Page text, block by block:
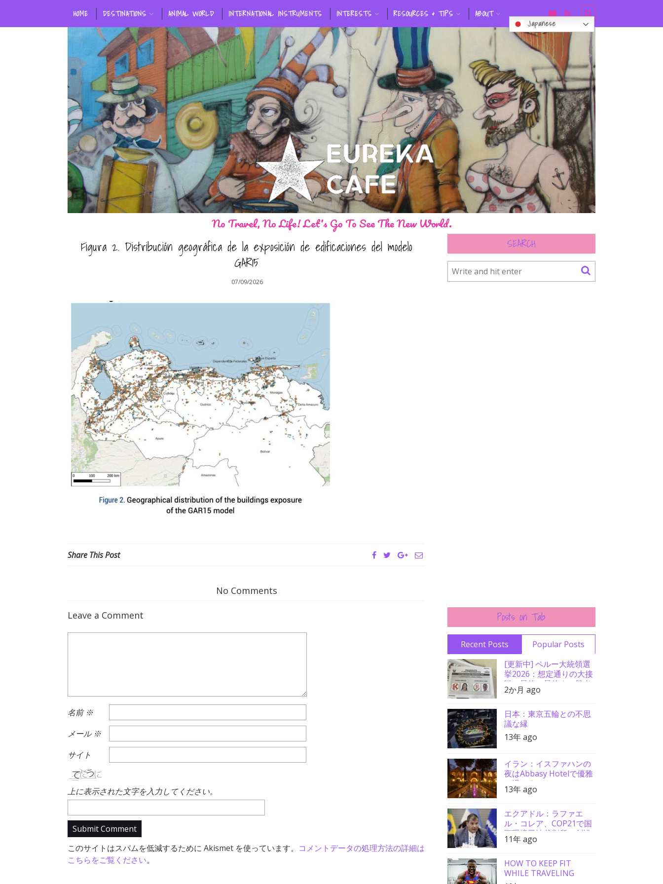
HOME DESTINATIONS ANIMAL WORLD INTERNATIONAL INSTRUMENTS INTERESTS RESOURCES & TIPS
ABOUT
Japanese
No Travel, No Life! Let's Go To See The New World.
Figura 2. Distribución geográfica de la exposición de edificaciones del modelo
GAR15
07/09/2026
Share This Post
No Comments
Leave a Comment
名前※
メール ※
サイト
上に表示された文字を入力してください。
このサイトはスパムを低減するために Akismet を使っています。 コメントデータの処理方法の詳細は
こちらをご覧ください。
SEARCH
Posts on Tab
Recent Posts
Popular Posts
[更新中] ペルー大統領選
挙2026：想定通りの大接
戦、最後の最後まで勝者
分からず
2か月 ago
日本：東京五輪との不思
議な縁
13年 ago
イラン：イスファハンの
夜はAbbasy Hotelで優雅
に過ごす
13年 ago
エクアドル：ラファエ
ル・コレア、COP21で国
際環境司法裁判所の創設
を要請
11年 ago
HOW TO KEEP FIT
WHILE TRAVELING